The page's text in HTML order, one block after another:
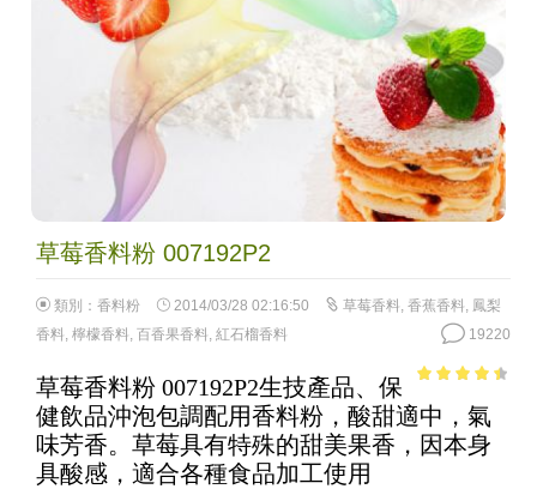
草莓香料粉 007192P2
類別： 香料粉 2014/03/28 02:16:50 草莓香料, 香蕉香料, 鳳梨
香料, 檸檬香料, 百香果香料, 紅石榴香料 19220
of 5
草莓香料粉 007192P2生技產品、保
健飲品沖泡包調配用香料粉，酸甜適中，氣
味芳香。草莓具有特殊的甜美果香，因本身
具酸感，適合各種食品加工使用